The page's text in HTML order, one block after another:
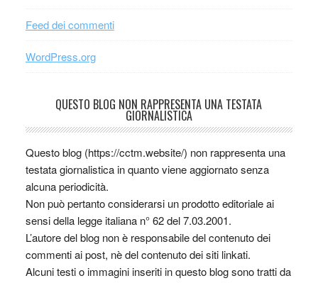
Feed dei commenti
WordPress.org
QUESTO BLOG NON RAPPRESENTA UNA TESTATA
GIORNALISTICA
Questo blog (https://cctm.website/) non rappresenta una
testata giornalistica in quanto viene aggiornato senza
alcuna periodicità.
Non può pertanto considerarsi un prodotto editoriale ai
sensi della legge italiana n° 62 del 7.03.2001.
L’autore del blog non è responsabile del contenuto dei
commenti ai post, nè del contenuto dei siti linkati.
Alcuni testi o immagini inseriti in questo blog sono tratti da